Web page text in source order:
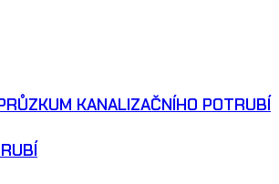
KANALIZAČNÍHO POTRUBÍ